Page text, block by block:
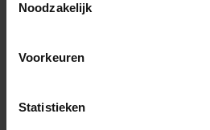
Noodzakelijk
Voorkeuren
Statistieken